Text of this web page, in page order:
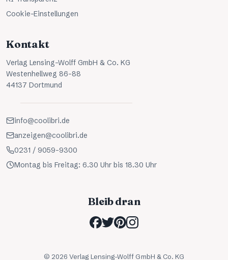
Cookie-Einstellungen
Kontakt
Verlag Lensing-Wolff GmbH & Co. KG
Westenhellweg 86-88
44137 Dortmund
info@coolibri.de
anzeigen@coolibri.de
0231 / 9059-9300
Montag bis Freitag: 6.30 Uhr bis 18.30 Uhr
Bleib dran
© 2026 Verlag Lensing-Wolff GmbH & Co. KG